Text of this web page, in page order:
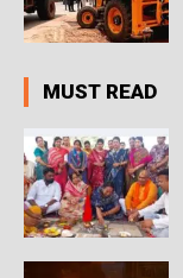
MUST READ